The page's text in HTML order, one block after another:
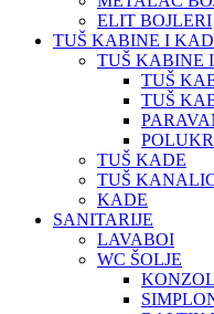
ELIT BOJLERI
TUŠ KABINE I
TUŠ KABINE
TUŠ
TUŠ
TUŠ KADE
TUŠ
KADE
SANITARIJE
LAVABOI
WC ŠOLJE